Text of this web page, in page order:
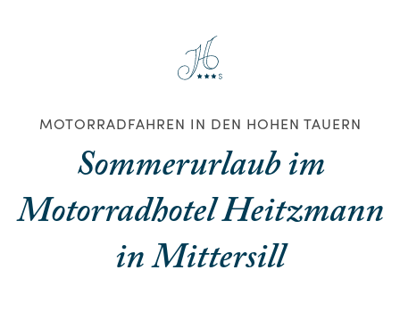
MOTORRADFAHREN IN DEN HOHEN TAUERN
Sommerurlaub im
Motorradhotel Heitzmann
in Mittersill